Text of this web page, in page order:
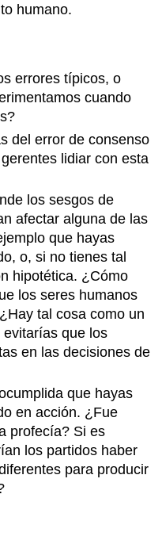
humano.
errores típicos, o
cuando
del error de consenso
lidiar con esta
los sesgos de
afectar alguna de las
que hayas
o, si no tienes tal
hipotética. ¿Cómo
los seres humanos
tal cosa como un
que los
en las decisiones de
que hayas
en acción. ¿Fue
profecía? Si es
los partidos haber
para producir